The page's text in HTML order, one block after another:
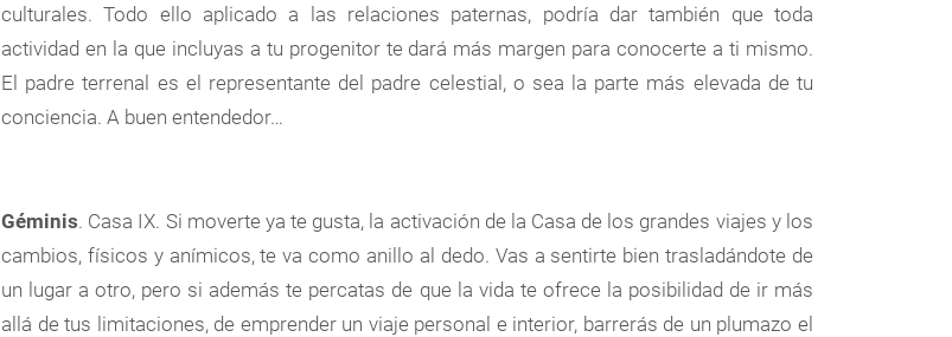
culturales. Todo ello aplicado a las relaciones paternas, podría dar también que toda
actividad en la que incluyas a tu progenitor te dará más margen para conocerte a ti mismo.
El padre terrenal es el representante del padre celestial, o sea la parte más elevada de tu
conciencia. A buen entendedor…
Géminis. Casa IX. Si moverte ya te gusta, la activación de la Casa de los grandes viajes y los
cambios, físicos y anímicos, te va como anillo al dedo. Vas a sentirte bien trasladándote de
un lugar a otro, pero si además te percatas de que la vida te ofrece la posibilidad de ir más
allá de tus limitaciones, de emprender un viaje personal e interior, barrerás de un plumazo el